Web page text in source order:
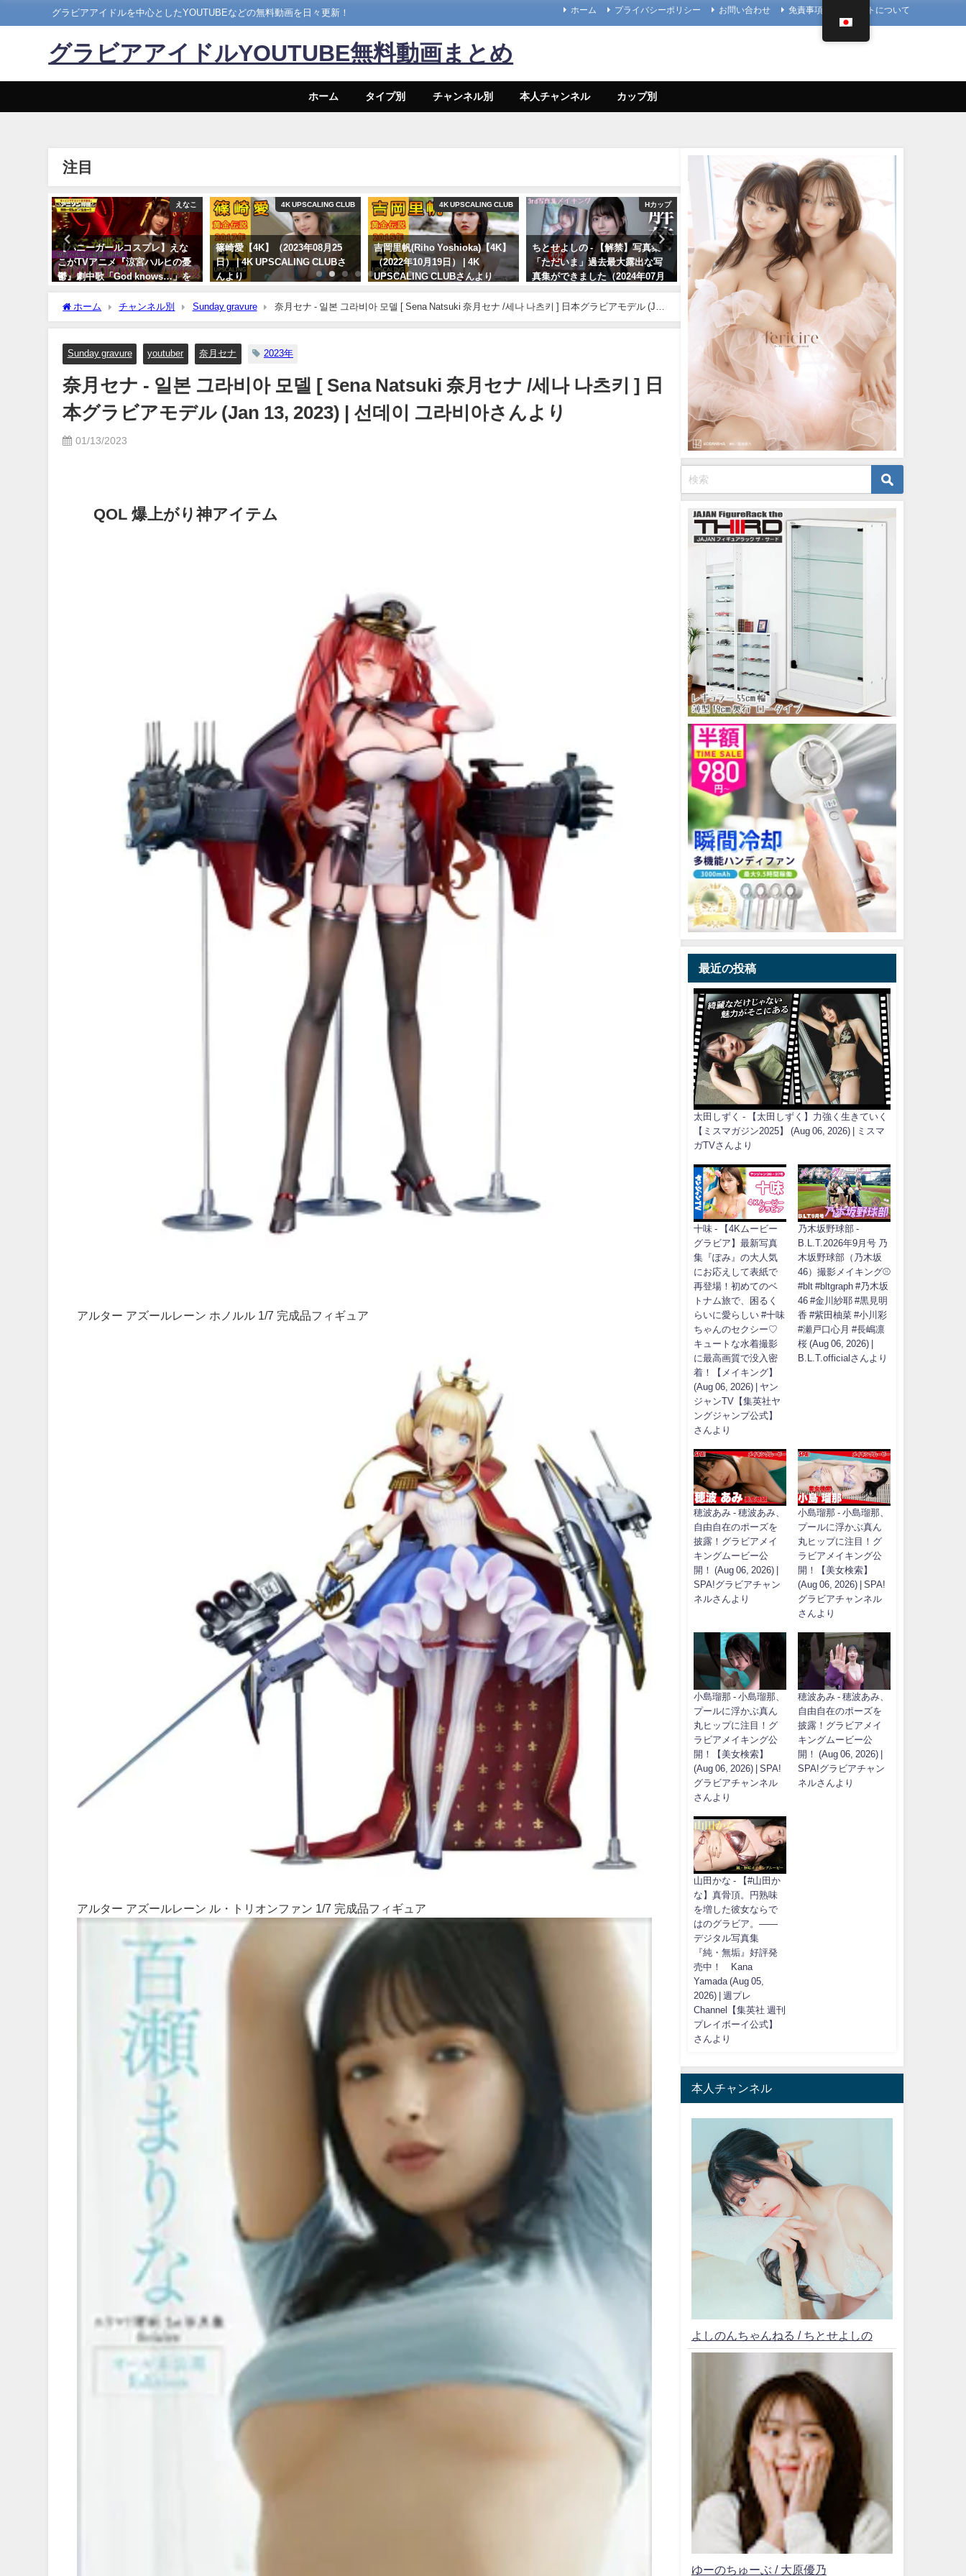
グラビアアイドルを中心としたYOUTUBEなどの無料動画を日々更新！ ホーム プライバシーポリシー お問い合わせ 免責事項 当サイトについて
グラビアアイドルYOUTUBE無料動画まとめ
ホーム タイプ別 チャンネル別 本人チャンネル カップ別
注目
えなこ
【バニーガールコスプレ】えな
こがTVアニメ『涼宮ハルヒの憂
鬱』劇中歌「God knows…」を
神カバー！！
10/17/2024
4K UPSCALING CLUB
篠崎愛【4K】（2023年08月25
日） | 4K UPSCALING CLUBさ
んより
4K UPSCALING CLUB
吉岡里帆(Riho Yoshioka)【4K】
（2022年10月19日） | 4K
UPSCALING CLUBさんより
Hカップ
ちとせよしの - 【解禁】写真集
「ただいま」過去最大露出な写
真集ができました（2024年07月
26日） | よしのんチャンネルさん
より
アイドルニッポン
久松郁実 いくみんのスポコス“I
LOVE SPORTS！” （2018年03
月14日） | アイドルニッポン公式
YouTubeチャンネルさんより
07/14/2024
櫻井音乃 写真集PV - 【#櫻
乃】21歳、音乃パイセンの
ナな挑戦ーOtono Sakurai
年12月20日） | 週プレ
Channel【集英社 週刊プレ
ーイ公式】さんより
12/20/2023
ホーム チャンネル別 Sunday gravure
奈月セナ - 일본 그라비아 모델 [ Sena Natsuki 奈月セナ /세나 나츠키 ] 日本グラビアモデル (Jan
13, 2023) | 선데이 그라비아さんより
Sunday gravure youtuber 奈月セナ 2023年
奈月セナ - 일본 그라비아 모델 [ Sena Natsuki 奈月セナ /세나 나츠키 ] 日
本グラビアモデル (Jan 13, 2023) | 선데이 그라비아さんより
01/13/2023
QOL 爆上がり神アイテム
アルター アズールレーン ホノルル 1/7 完成品フィギュア
アルター アズールレーン ル・トリオンファン 1/7 完成品フィギュア
最近の投稿
太田しずく - 【太田しずく】力強く生きていく
【ミスマガジン2025】 (Aug 06, 2026) | ミスマ
ガTVさんより
十味 - 【4Kムービー
グラビア】最新写真
集『ぽみ』の大人気
にお応えして表紙で
再登場！初めてのベ
トナム旅で、困るく
らいに愛らしい #十味
ちゃんのセクシー♡
キュートな水着撮影
に最高画質で没入密
着！【メイキング】
(Aug 06, 2026) | ヤン
ジャンTV【集英社ヤ
ングジャンプ公式】
さんより
乃木坂野球部 -
B.L.T.2026年9月号 乃
木坂野球部（乃木坂
46）撮影メイキング⚾️
#blt #bltgraph #乃木坂
46 #金川紗耶 #黒見明
香 #紫田柚菜 #小川彩
#瀬戸口心月 #長嶋凛
桜 (Aug 06, 2026) |
B.L.T.officialさんより
穂波あみ - 穂波あみ、
自由自在のポーズを
披露！グラビアメイ
キングムービー公
開！ (Aug 06, 2026) |
SPA!グラビアチャン
ネルさんより
小島瑠那 - 小島瑠那、
プールに浮かぶ真ん
丸ヒップに注目！グ
ラビアメイキング公
開！【美女検索】
(Aug 06, 2026) | SPA!
グラビアチャンネル
さんより
小島瑠那 - 小島瑠那、
プールに浮かぶ真ん
丸ヒップに注目！グ
ラビアメイキング公
開！【美女検索】
(Aug 06, 2026) | SPA!
グラビアチャンネル
さんより
穂波あみ - 穂波あみ、
自由自在のポーズを
披露！グラビアメイ
キングムービー公
開！ (Aug 06, 2026) |
SPA!グラビアチャン
ネルさんより
山田かな - 【#山田か
な】真骨頂。円熟味
を増した彼女ならで
はのグラビア。――
デジタル写真集
『純・無垢』好評発
売中！ Kana
Yamada (Aug 05,
2026) | 週プレ
Channel【集英社 週刊
プレイボーイ公式】
さんより
本人チャンネル
よしのんちゃんねる / ちとせよしの
ゆーのちゅーぶ / 大原優乃